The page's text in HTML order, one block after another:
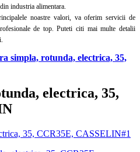
industria alimentara.
noastre valori, va oferim servicii de
de top. Puteti citi mai multe detalii
simpla, rotunda, electrica, 35,
electrica, 35,